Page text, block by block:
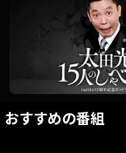
おすすめの番組